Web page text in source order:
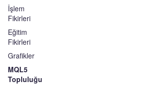
İşlem
Fikirleri
Eğitim
Fikirleri
Grafikler
MQL5
Topluluğu